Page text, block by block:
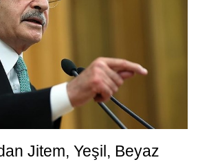
Jitem, Yeşil, Beyaz